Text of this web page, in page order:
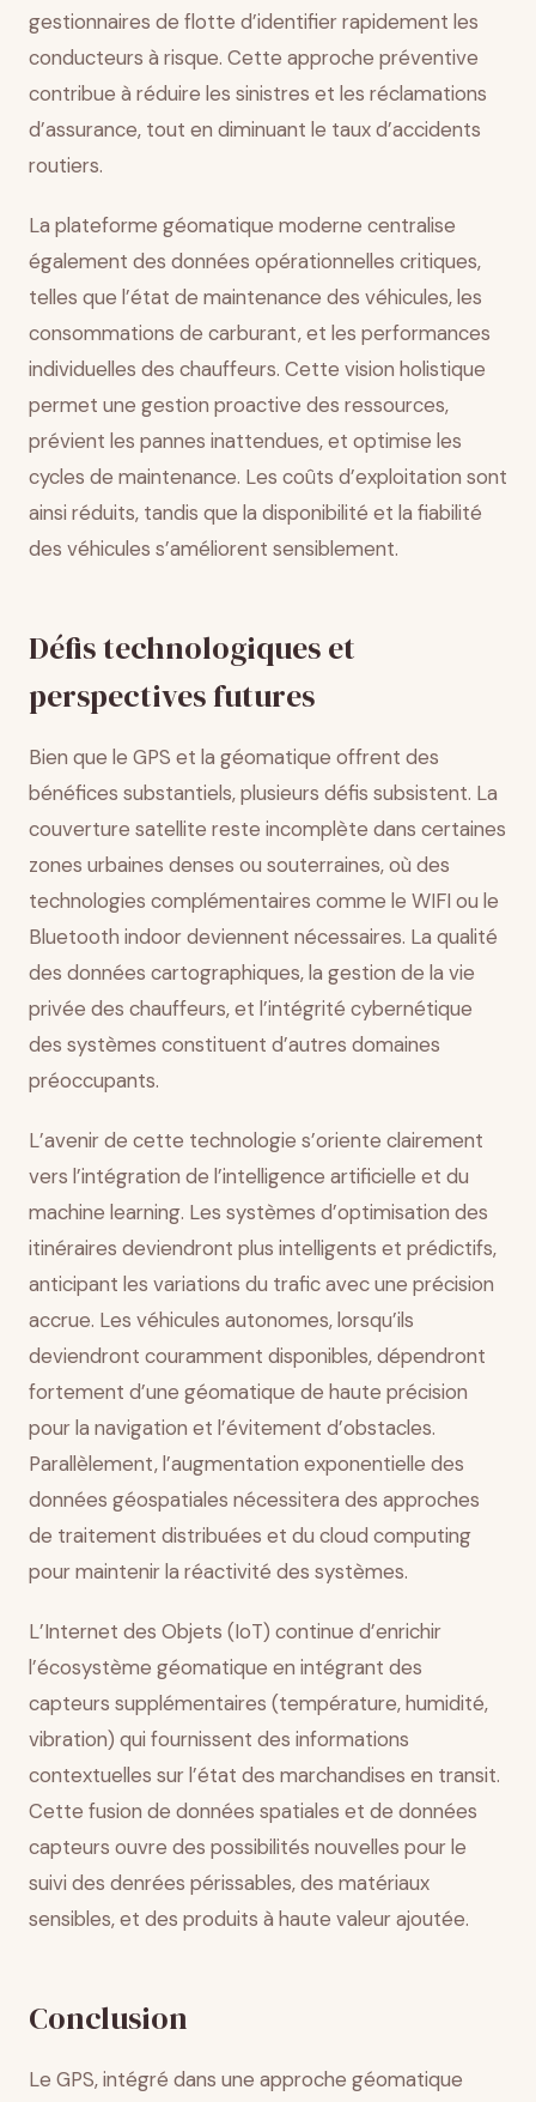
gestionnaires de flotte d’identifier rapidement les
conducteurs à risque. Cette approche préventive
contribue à réduire les sinistres et les réclamations
d’assurance, tout en diminuant le taux d’accidents
routiers.
La plateforme géomatique moderne centralise
également des données opérationnelles critiques,
telles que l’état de maintenance des véhicules, les
consommations de carburant, et les performances
individuelles des chauffeurs. Cette vision holistique
permet une gestion proactive des ressources,
prévient les pannes inattendues, et optimise les
cycles de maintenance. Les coûts d’exploitation sont
ainsi réduits, tandis que la disponibilité et la fiabilité
des véhicules s’améliorent sensiblement.
Défis technologiques et
perspectives futures
Bien que le GPS et la géomatique offrent des
bénéfices substantiels, plusieurs défis subsistent. La
couverture satellite reste incomplète dans certaines
zones urbaines denses ou souterraines, où des
technologies complémentaires comme le WIFI ou le
Bluetooth indoor deviennent nécessaires. La qualité
des données cartographiques, la gestion de la vie
privée des chauffeurs, et l’intégrité cybernétique
des systèmes constituent d’autres domaines
préoccupants.
L’avenir de cette technologie s’oriente clairement
vers l’intégration de l’intelligence artificielle et du
machine learning. Les systèmes d’optimisation des
itinéraires deviendront plus intelligents et prédictifs,
anticipant les variations du trafic avec une précision
accrue. Les véhicules autonomes, lorsqu’ils
deviendront couramment disponibles, dépendront
fortement d’une géomatique de haute précision
pour la navigation et l’évitement d’obstacles.
Parallèlement, l’augmentation exponentielle des
données géospatiales nécessitera des approches
de traitement distribuées et du cloud computing
pour maintenir la réactivité des systèmes.
L’Internet des Objets (IoT) continue d’enrichir
l’écosystème géomatique en intégrant des
capteurs supplémentaires (température, humidité,
vibration) qui fournissent des informations
contextuelles sur l’état des marchandises en transit.
Cette fusion de données spatiales et de données
capteurs ouvre des possibilités nouvelles pour le
suivi des denrées périssables, des matériaux
sensibles, et des produits à haute valeur ajoutée.
Conclusion
Le GPS, intégré dans une approche géomatique